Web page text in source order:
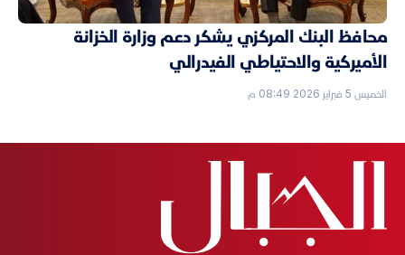
محافظ البنك المركزي يشكر دعم وزارة الخزانة
الأميركية والاحتياطي الفيدرالي
الخميس 5 فبراير 2026 08:49 م